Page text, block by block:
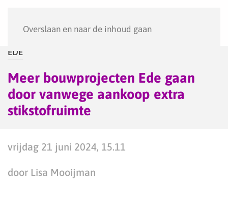
Overslaan en naar de inhoud gaan
EDE
Meer bouwprojecten Ede gaan
door vanwege aankoop extra
stikstofruimte
vrijdag 21 juni 2024, 15.11
door Lisa Mooijman